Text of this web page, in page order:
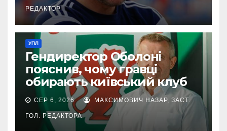
РЕДАКТОР
УПЛ
Гендиректор Оболоні
пояснив, чому гравці
обирають київський клуб
СЕР 6, 2026 МАКСИМОВИЧ НАЗАР, ЗАСТ.
ГОЛ. РЕДАКТОРА